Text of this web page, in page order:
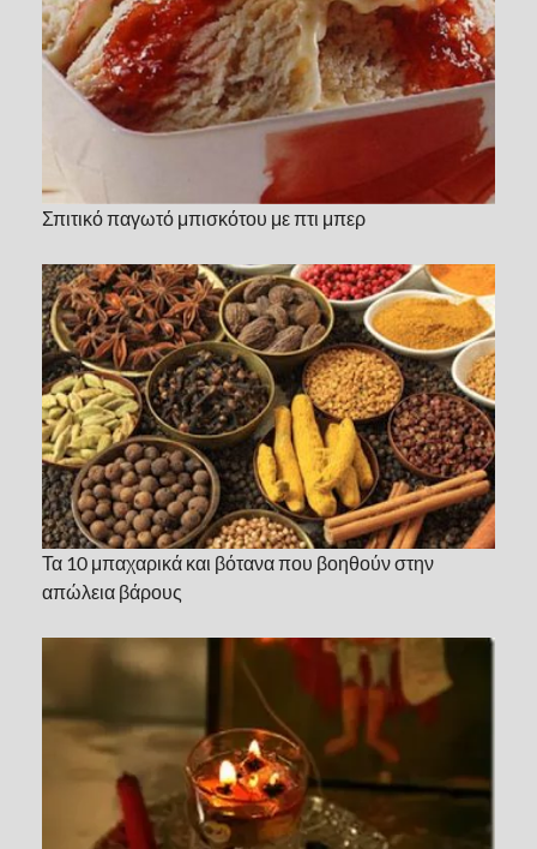
Σπιτικό παγωτό μπισκότου με πτι μπερ
Τα 10 μπαχαρικά και βότανα που βοηθούν στην
απώλεια βάρους